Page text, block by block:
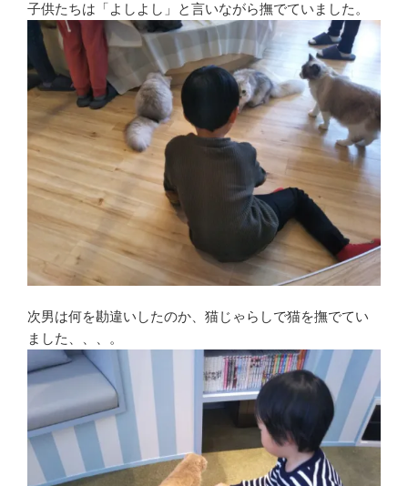
子供たちは「よしよし」と言いながら撫でていました。
次男は何を勘違いしたのか、猫じゃらしで猫を撫でてい
ました、、、。